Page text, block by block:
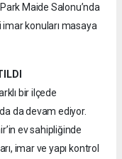
Maide Salonu’nda
imar konuları masaya
bir ilçede
da devam ediyor.
ev sahipliğinde
imar ve yapı kontrol